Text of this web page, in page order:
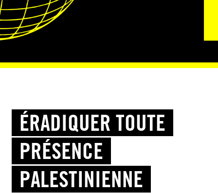
ÉRADIQUER TOUTE
PRÉSENCE
PALESTINIENNE